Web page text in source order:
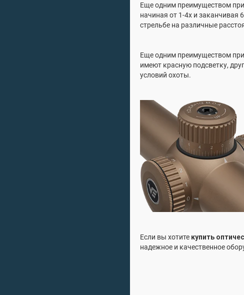
Еще одним преимуществом
начиная от 1-4х и заканчивая
стрельбе на различные
Еще одним преимуществом
имеют красную подсветку,
условий охоты.
Если вы хотите купить
надежное и качественное